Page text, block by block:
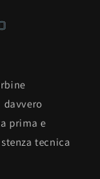
davvero
prima e
tecnica